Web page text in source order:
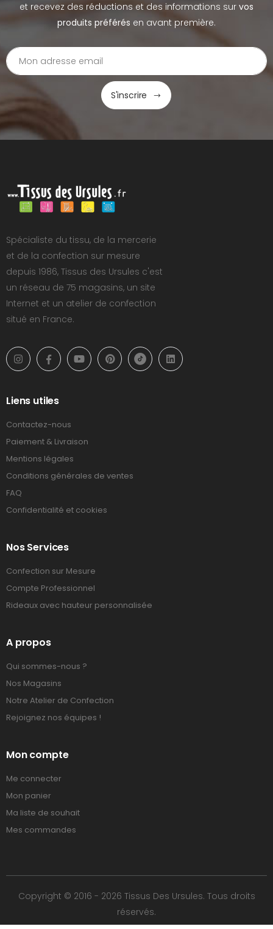
et recevez des réductions et des informations sur vos
produits préférés en avant première.
S'inscrire
Spécialiste du tissu, de la mercerie
et de la confection sur mesure
depuis 1986, Tissus des Ursules c'est
un réseau de 75 magasins, un site
Internet et un atelier de confection
situé en France.
Liens utiles
Contactez-nous
Paiement & Livraison
Mentions légales
Conditions générales de ventes
FAQ
Confidentialité et cookies
Nos Services
Confection sur Mesure
Compte Professionnel
Rideaux avec hauteur personnalisée
A propos
Qui sommes-nous ?
Nos Magasins
Notre Atelier de Confection
Rejoignez nos équipes !
Mon compte
Me connecter
Mon panier
Ma liste de souhait
Mes commandes
Copyright © 2016 - 2026 Tissus Des Ursules. Tous droits
réservés.